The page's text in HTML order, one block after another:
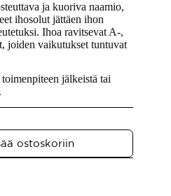
ja kuoriva naamio,
ihosolut jättäen ihon
Ihoa ravitsevat A-,
joiden vaikutukset tuntuvat
jälkeistä tai
ostoskoriin